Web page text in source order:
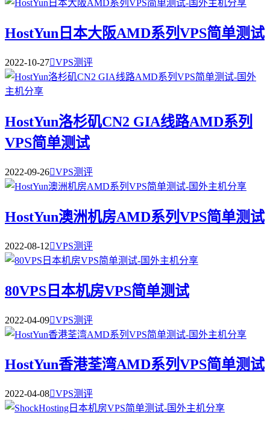
HostYun日本大阪AMD系列VPS简单测试
2022-10-27VPS测评
HostYun洛杉矶CN2 GIA线路AMD系列
VPS简单测试
2022-09-26VPS测评
HostYun澳洲机房AMD系列VPS简单测试
2022-08-12VPS测评
80VPS日本机房VPS简单测试
2022-04-09VPS测评
HostYun香港荃湾AMD系列VPS简单测试
2022-04-08VPS测评